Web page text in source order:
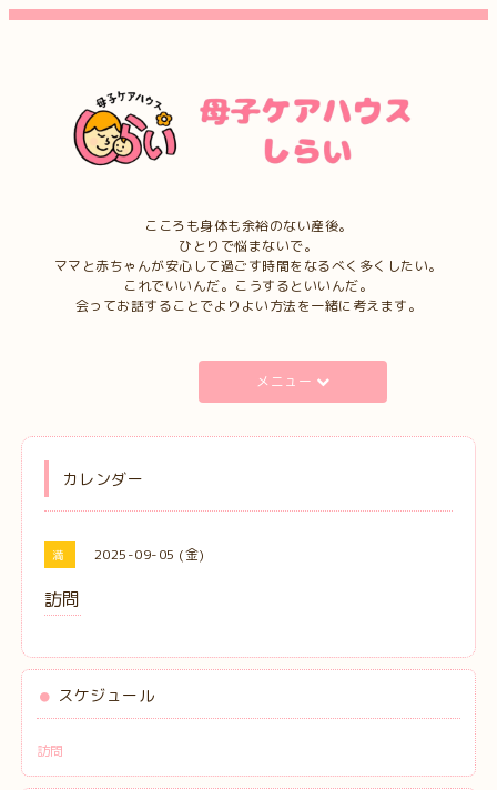
こころも身体も余裕のない産後。
ひとりで悩まないで。
ママと赤ちゃんが安心して過ごす時間をなるべく多くしたい。
これでいいんだ。こうするといいんだ。
会ってお話することでよりよい方法を一緒に考えます。
メニュー
カレンダー
満 2025-09-05 (金)
訪問
スケジュール
訪問